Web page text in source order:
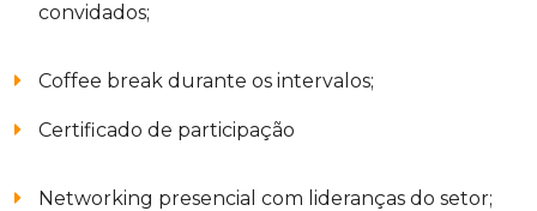
convidados;
Coffee break durante os intervalos;
Certificado de participação
Networking presencial com lideranças do setor;